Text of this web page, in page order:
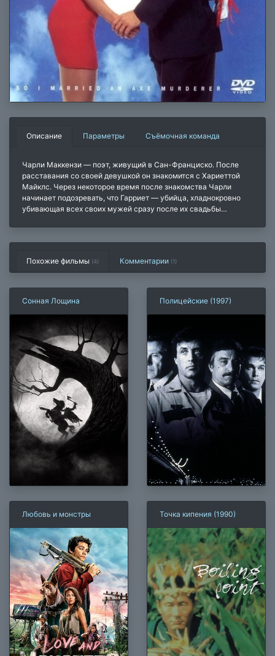
Описание Параметры Съёмочная команда
Чарли Маккензи — поэт, живущий в Сан-Франциско. После
расставания со своей девушкой он знакомится с Хариеттой
Майклс. Через некоторое время после знакомства Чарли
начинает подозревать, что Гарриет — убийца, хладнокровно
убивающая всех своих мужей сразу после их свадьбы…
Похожие фильмы (4) Комментарии (1)
Сонная Лощина Полицейские (1997)
Любовь и монстры Точка кипения (1990)